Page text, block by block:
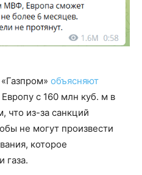
объясняют
с 160 млн куб. м в
что из-за санкций
не могут произвести
которое
газа.